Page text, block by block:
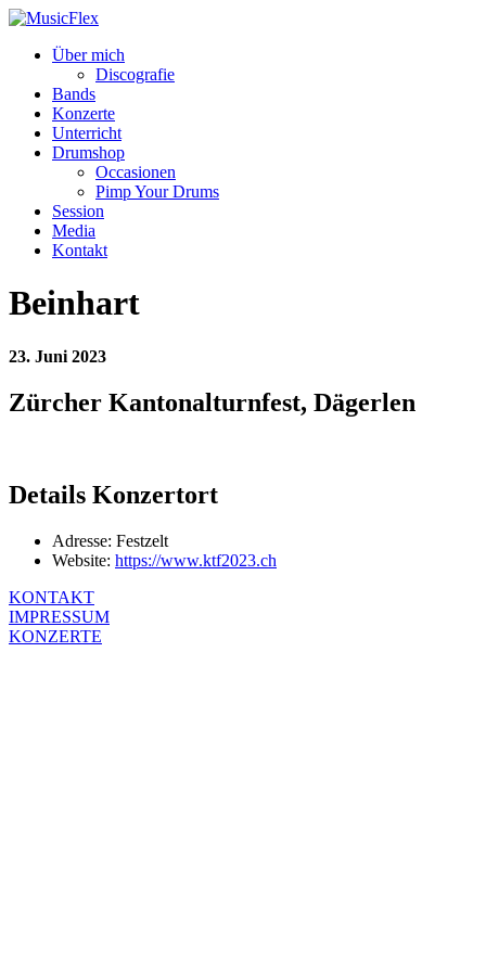
Über mich
Discografie
Bands
Konzerte
Unterricht
Drumshop
Occasionen
Pimp Your Drums
Session
Media
Kontakt
Beinhart
23. Juni 2023
Zürcher Kantonalturnfest, Dägerlen
Details Konzertort
Adresse: Festzelt
Website: https://www.ktf2023.ch
KONTAKT
IMPRESSUM
KONZERTE